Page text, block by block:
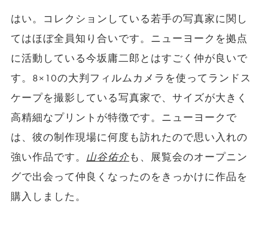
はい。コレクションしている若手の写真家に関し
てはほぼ全員知り合いです。ニューヨークを拠点
に活動している今坂庸二郎とはすごく仲が良いで
す。8×10の大判フィルムカメラを使ってランドス
ケープを撮影している写真家で、サイズが大きく
高精細なプリントが特徴です。ニューヨークで
は、彼の制作現場に何度も訪れたので思い入れの
強い作品です。 山谷佑介も、展覧会のオープニン
グで出会って仲良くなったのをきっかけに作品を
購入しました。